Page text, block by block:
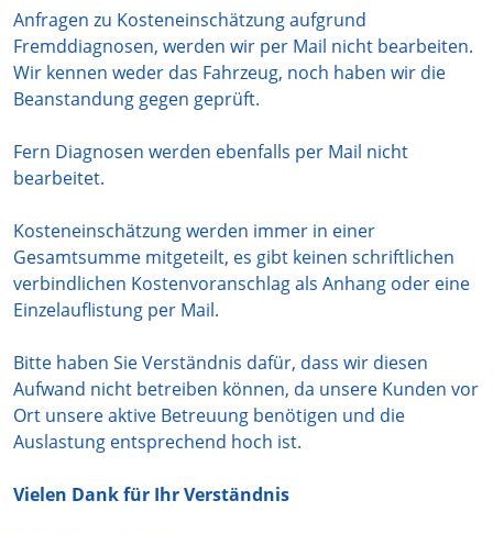
Anfragen zu Kosteneinschätzung aufgrund
Fremddiagnosen, werden wir per Mail nicht bearbeiten.
Wir kennen weder das Fahrzeug, noch haben wir die
Beanstandung gegen geprüft.
Fern Diagnosen werden ebenfalls per Mail nicht
bearbeitet.
Kosteneinschätzung werden immer in einer
Gesamtsumme mitgeteilt, es gibt keinen schriftlichen
verbindlichen Kostenvoranschlag als Anhang oder eine
Einzelauflistung per Mail.
Bitte haben Sie Verständnis dafür, dass wir diesen
Aufwand nicht betreiben können, da unsere Kunden vor
Ort unsere aktive Betreuung benötigen und die
Auslastung entsprechend hoch ist.
Vielen Dank für Ihr Verständnis